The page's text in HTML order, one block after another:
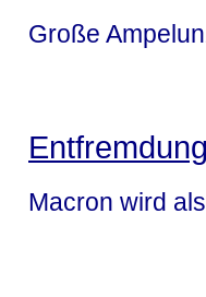
Große
Macron wird